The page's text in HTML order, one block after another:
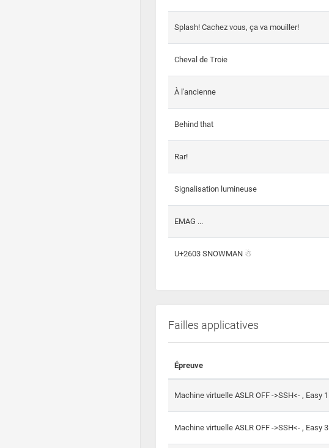
Splash! Cachez vous, ça va mouiller!
Cheval de Troie
À l'ancienne
Behind that
Rar!
Signalisation lumineuse
EMAG ...
U+2603 SNOWMAN ☃
Failles applicatives
Épreuve
Machine virtuelle ASLR OFF ->SSH<- , Easy 1
Machine virtuelle ASLR OFF ->SSH<- , Easy 3